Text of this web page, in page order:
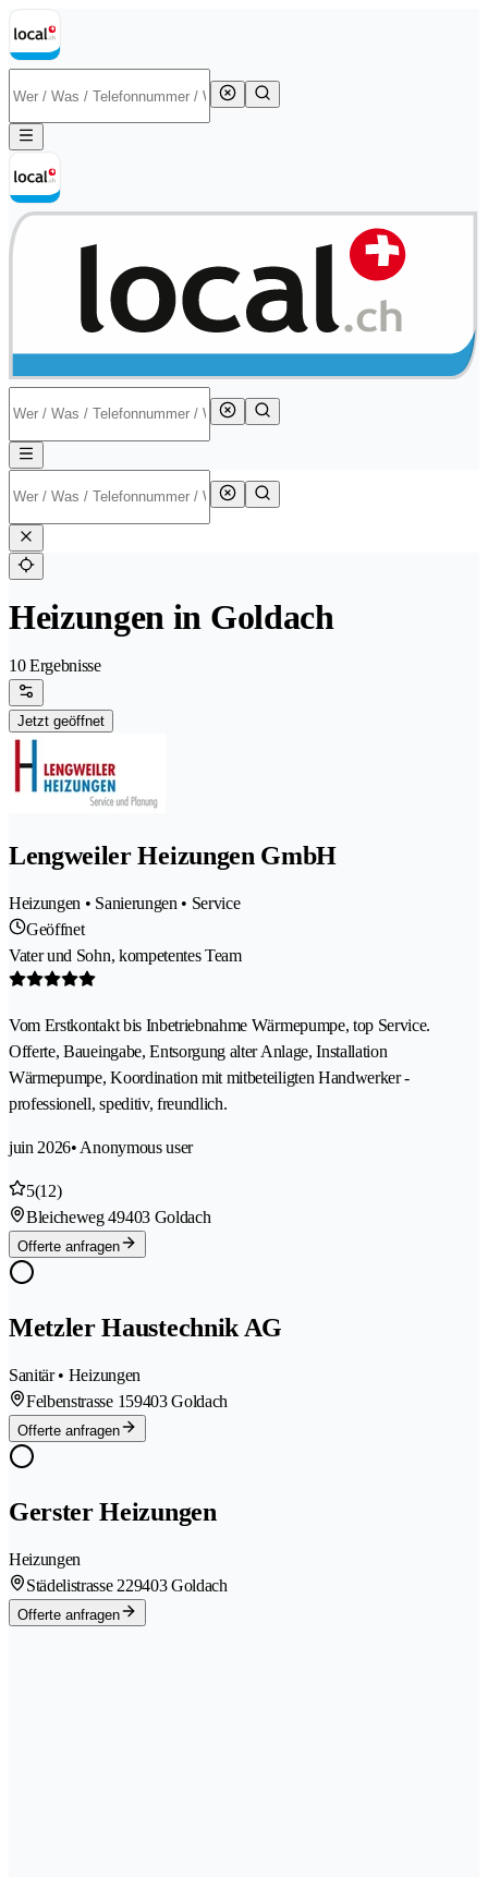
Heizungen in Goldach
10 Ergebnisse
Jetzt geöffnet
Lengweiler Heizungen GmbH
Heizungen • Sanierungen • Service
Geöffnet
Vater und Sohn, kompetentes Team
Vom Erstkontakt bis Inbetriebnahme Wärmepumpe, top Service.
Offerte, Baueingabe, Entsorgung alter Anlage, Installation
Wärmepumpe, Koordination mit mitbeteiligten Handwerker -
professionell, speditiv, freundlich.
juin 2026• Anonymous user
5(12)
Bleicheweg 49403 Goldach
Offerte anfragen
Metzler Haustechnik AG
Sanitär • Heizungen
Felbenstrasse 159403 Goldach
Offerte anfragen
Gerster Heizungen
Heizungen
Städelistrasse 229403 Goldach
Offerte anfragen